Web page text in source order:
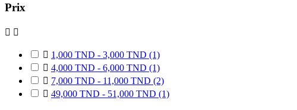
Prix
 
 1,000 TND - 3,000 TND (1)
 4,000 TND - 6,000 TND (1)
 7,000 TND - 11,000 TND (2)
 49,000 TND - 51,000 TND (1)